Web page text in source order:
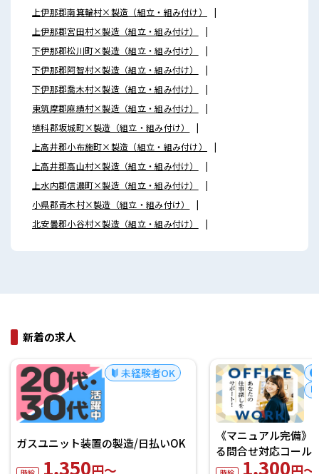
上伊那郡南箕輪村×製造（組立・組み付け）
上伊那郡宮田村×製造（組立・組み付け）
下伊那郡松川町×製造（組立・組み付け）
下伊那郡阿智村×製造（組立・組み付け）
下伊那郡喬木村×製造（組立・組み付け）
東筑摩郡麻績村×製造（組立・組み付け）
埴科郡坂城町×製造（組立・組み付け）
上高井郡小布施町×製造（組立・組み付け）
上高井郡高山村×製造（組立・組み付け）
上水内郡信濃町×製造（組立・組み付け）
小県郡青木村×製造（組立・組み付け）
北安曇郡小谷村×製造（組立・組み付け）
新着の求人
未経験者OK
ガスユニット装置の製造/日払いOK
1,350円～
《マニュアル完備》
る問合せ対応コール
1,300円～